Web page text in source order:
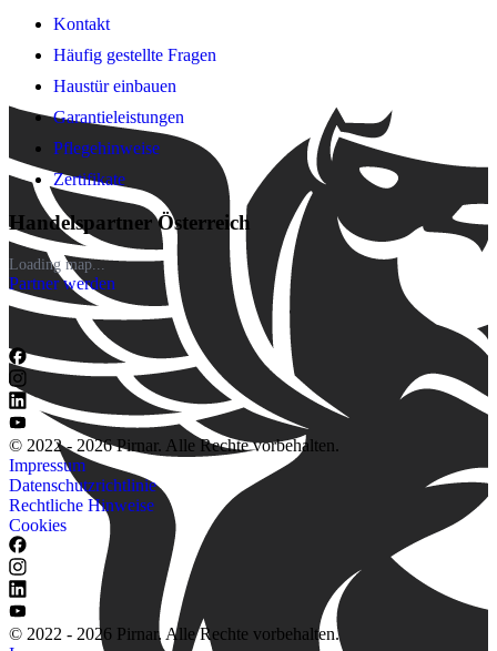
Kontakt
Häufig gestellte Fragen
Haustür einbauen
Garantieleistungen
Pflegehinweise
Zertifikate
Handelspartner Österreich
Loading map...
Partner werden
© 2022 - 2026 Pirnar. Alle Rechte vorbehalten.
Impressum
Datenschutzrichtlinie
Rechtliche Hinweise
Cookies
© 2022 - 2026 Pirnar. Alle Rechte vorbehalten.